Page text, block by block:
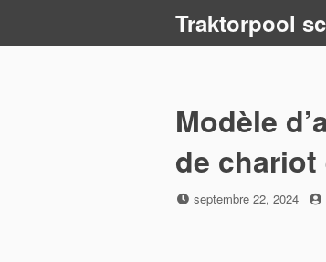
Traktorpool
Modèle
de
Posted
septembre 22, 2024